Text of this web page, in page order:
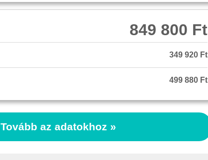
849 800 Ft
349 920 Ft
499 880 Ft
Tovább az adatokhoz »